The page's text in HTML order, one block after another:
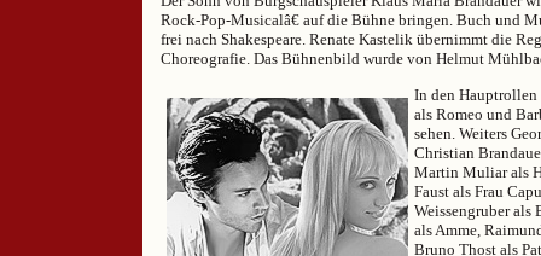
Rock-Pop-Musicalâ€ auf die Bühne bringen. Buch und
frei nach Shakespeare. Renate Kastelik übernimmt die
Choreografie. Das Bühnenbild wurde von Helmut
In den
als Romeo und
sehen. Weiters
Christian
Martin Muliar als
Faust als Frau
Weissengruber
als Amme,
Bruno Thost als